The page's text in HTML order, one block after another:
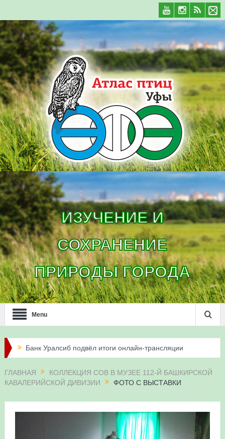
ИЗУЧЕНИЕ И
СОХРАНЕНИЕ
ПРИРОДЫ ГОРОДА
Menu
Банк Уралсиб подвёл итоги онлайн-трансляции
Итоги акции «Соловьиные вечера-2026» в
Три птенца сапсанов Уралсиба получили имена и
ГЛАВНАЯ
КОЛЛЕКЦИЯ СОВ В МУЗЕЕ 112-Й БАШКИРСКОЙ
КАВАЛЕРИЙСКОЙ ДИВИЗИИ
ФОТО С ВЫСТАВКИ